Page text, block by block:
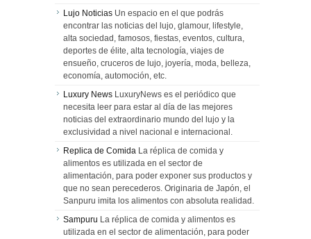
Lujo Noticias Un espacio en el que podrás
encontrar las noticias del lujo, glamour, lifestyle,
alta sociedad, famosos, fiestas, eventos, cultura,
deportes de élite, alta tecnología, viajes de
ensueño, cruceros de lujo, joyería, moda, belleza,
economía, automoción, etc.
Luxury News LuxuryNews es el periódico que
necesita leer para estar al día de las mejores
noticias del extraordinario mundo del lujo y la
exclusividad a nivel nacional e internacional.
Replica de Comida La réplica de comida y
alimentos es utilizada en el sector de
alimentación, para poder exponer sus productos y
que no sean perecederos. Originaria de Japón, el
Sanpuru imita los alimentos con absoluta realidad.
Sampuru La réplica de comida y alimentos es
utilizada en el sector de alimentación, para poder